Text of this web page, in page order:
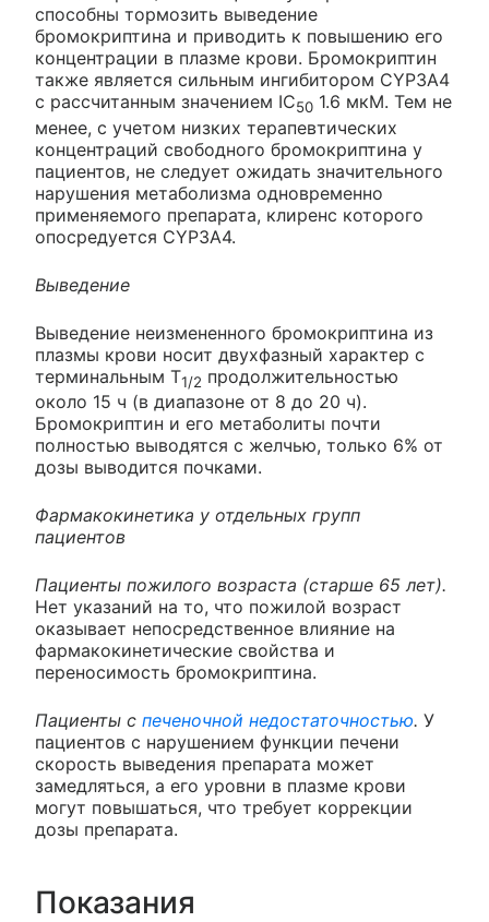
способны тормозить выведение
бромокриптина и приводить к повышению его
концентрации в плазме крови. Бромокриптин
также является сильным ингибитором CYP3A4
с рассчитанным значением IC50 1.6 мкМ. Тем не
менее, с учетом низких терапевтических
концентраций свободного бромокриптина у
пациентов, не следует ожидать значительного
нарушения метаболизма одновременно
применяемого препарата, клиренс которого
опосредуется CYP3A4.
Выведение
Выведение неизмененного бромокриптина из
плазмы крови носит двухфазный характер с
терминальным Т1/2 продолжительностью
около 15 ч (в диапазоне от 8 до 20 ч).
Бромокриптин и его метаболиты почти
полностью выводятся с желчью, только 6% от
дозы выводится почками.
Фармакокинетика у отдельных групп
пациентов
Пациенты пожилого возраста (старше 65 лет).
Нет указаний на то, что пожилой возраст
оказывает непосредственное влияние на
фармакокинетические свойства и
переносимость бромокриптина.
Пациенты с печеночной недостаточностью. У
пациентов с нарушением функции печени
скорость выведения препарата может
замедляться, а его уровни в плазме крови
могут повышаться, что требует коррекции
дозы препарата.
Показания